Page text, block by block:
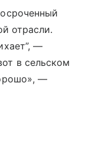
отрасли.
—
в сельском
—